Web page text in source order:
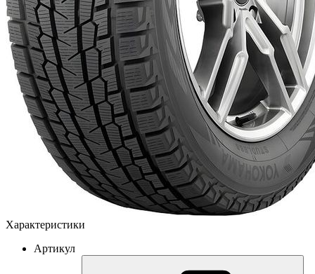
Характеристики
Артикул